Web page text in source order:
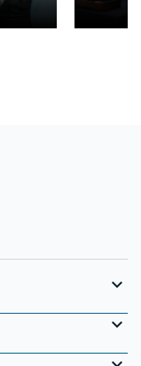
expand_more
expand_more